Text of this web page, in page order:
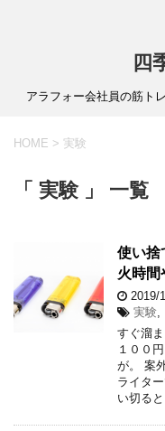
四
アラフォー会社員の筋ト
HOME > 実験
「 実験 」 一覧
使い捨
火時間
2019/
実験
すぐ溜
１００
が。 案
ライタ
い切る